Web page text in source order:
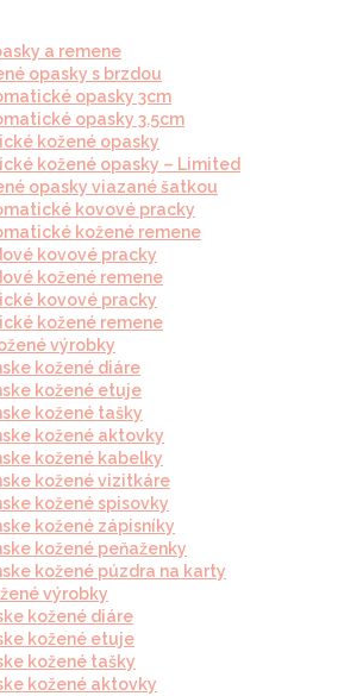
a remene
opasky s brzdou
opasky 3cm
opasky 3.5cm
kožené opasky
kožené opasky – Limited
opasky viazané šatkou
kovové pracky
kožené remene
kovové pracky
kožené remene
kovové pracky
kožené remene
výrobky
kožené diáre
kožené etuje
kožené tašky
kožené aktovky
kožené kabelky
kožené vizitkáre
kožené spisovky
kožené zápisníky
kožené peňaženky
kožené púzdra na karty
výrobky
kožené diáre
kožené etuje
kožené tašky
kožené aktovky